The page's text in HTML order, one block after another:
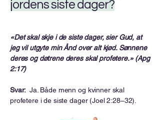
jordens siste dager?
«Det skal skje i de siste dager, sier Gud, at
jeg vil utgyte min Ånd over alt kjød. Sønnene
deres og døtrene deres skal profetere.» (Apg
2:17)
Svar: Ja. Både menn og kvinner skal
profetere i de siste dager (Joel 2:28–32).